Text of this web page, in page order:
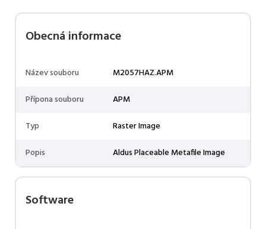
Obecná informace
Název souboru
M2057HAZ.APM
Přípona souboru
APM
Typ
Raster Image
Popis
Aldus Placeable Metafile Image
Software